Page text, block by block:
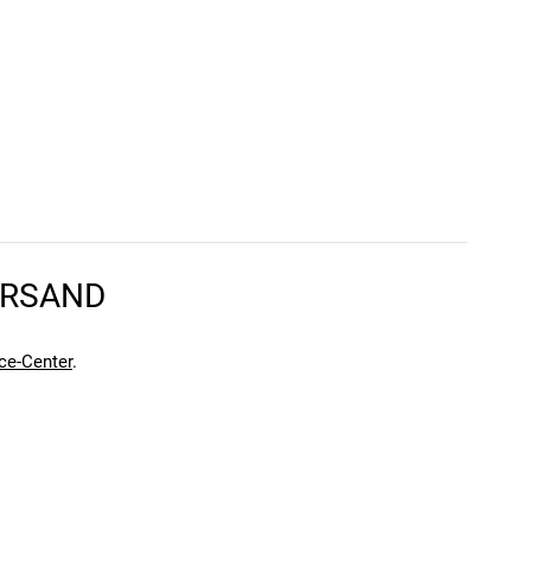
kann. Einen Fehler gefunden?
Center.